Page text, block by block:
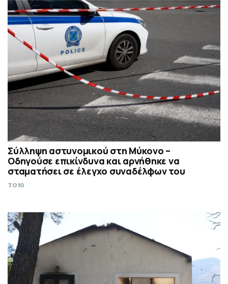
Σύλληψη αστυνομικού στη Μύκονο –
Οδηγούσε επικίνδυνα και αρνήθηκε να
σταματήσει σε έλεγχο συναδέλφων του
TO10